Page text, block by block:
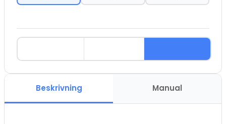
Beskrivning Manual